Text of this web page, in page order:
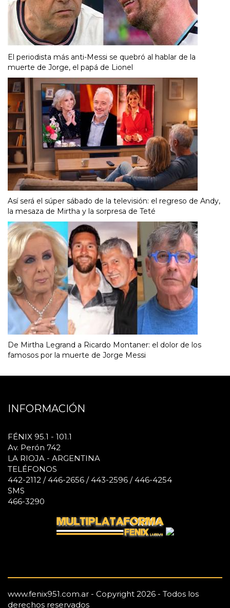
El periodista más anti-Messi se quebró al hablar de la
muerte de Jorge, el papá de Lionel
Así será el súper sábado de la televisión: el regreso de Andy,
la mesaza de Mirtha y la sorpresa de Teté
De Mirtha Legrand a Ricardo Montaner: el dolor de los
famosos por la muerte de Jorge Messi
INFORMACIÓN
FÉNIX 95.1 - 101.1
Av. Perón 742
LA RIOJA - ARGENTINA
TELÉFONOS
442-2112 / 446-2656 / 443-2596 / 446-4254
SMS
466-3290
www.fenix951.com.ar - Copyright 2026 - Todos los
derechos reservados